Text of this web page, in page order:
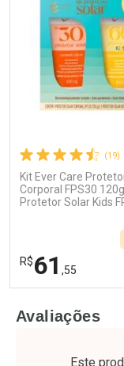
Ativar Desconto
Comprar sem
Por R$ 125,59/
Comprar sem
(19)
Kit Ever Care
Corporal FPS30
Protetor Solar Kids
R$61 ,55
Laboratório
Por Menos
Avaliações
Este